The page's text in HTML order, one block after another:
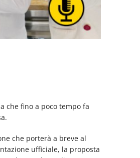
che fino a poco tempo fa
che porterà a breve al
ufficiale, la proposta